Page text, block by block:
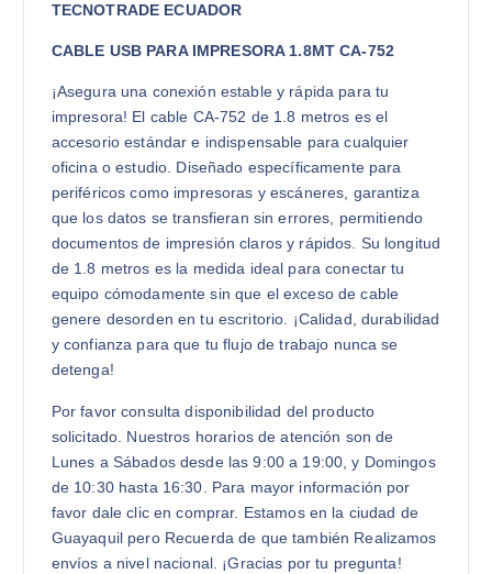
TECNOTRADE ECUADOR
CABLE USB PARA IMPRESORA 1.8MT CA-752
¡Asegura una conexión estable y rápida para tu
impresora! El cable CA-752 de 1.8 metros es el
accesorio estándar e indispensable para cualquier
oficina o estudio. Diseñado específicamente para
periféricos como impresoras y escáneres, garantiza
que los datos se transfieran sin errores, permitiendo
documentos de impresión claros y rápidos. Su longitud
de 1.8 metros es la medida ideal para conectar tu
equipo cómodamente sin que el exceso de cable
genere desorden en tu escritorio. ¡Calidad, durabilidad
y confianza para que tu flujo de trabajo nunca se
detenga!
Por favor consulta disponibilidad del producto
solicitado. Nuestros horarios de atención son de
Lunes a Sábados desde las 9:00 a 19:00, y Domingos
de 10:30 hasta 16:30. Para mayor información por
favor dale clic en comprar. Estamos en la ciudad de
Guayaquil pero Recuerda de que también Realizamos
envíos a nivel nacional. ¡Gracias por tu pregunta!